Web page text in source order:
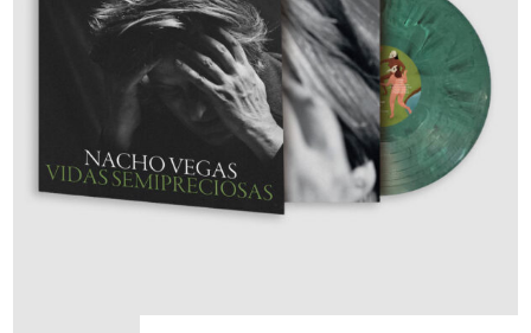
Política de Cookies Política de Privacidad